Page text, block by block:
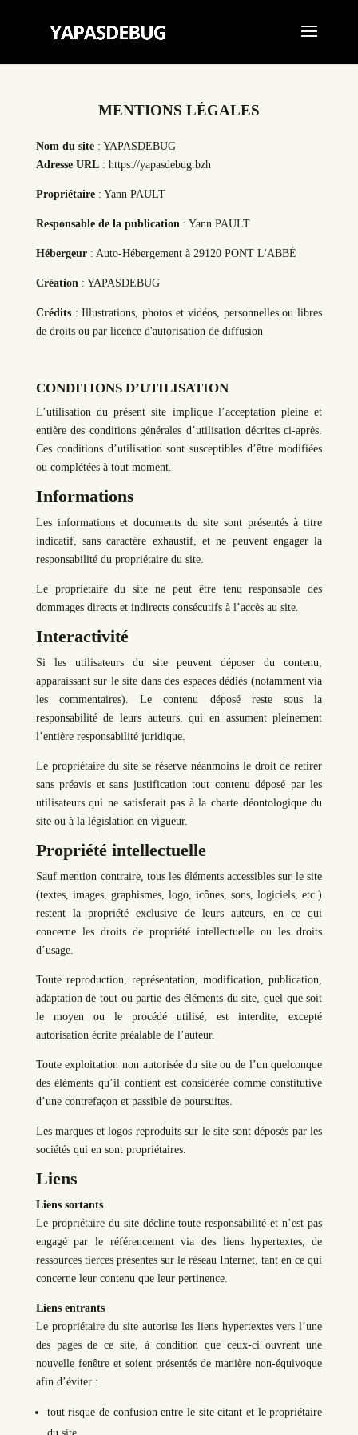
MENTIONS LÉGALES
Nom du site : YAPASDEBUG
Adresse URL : https://yapasdebug.bzh
Propriétaire : Yann PAULT
Responsable de la publication : Yann PAULT
Hébergeur : Auto-Hébergement à 29120 PONT L'ABBÉ
Création : YAPASDEBUG
Crédits : Illustrations, photos et vidéos, personnelles ou libres
de droits ou par licence d'autorisation de diffusion
CONDITIONS D’UTILISATION
L’utilisation du présent site implique l’acceptation pleine et
entière des conditions générales d’utilisation décrites ci-après.
Ces conditions d’utilisation sont susceptibles d’être modifiées
ou complétées à tout moment.
Informations
Les informations et documents du site sont présentés à titre
indicatif, sans caractère exhaustif, et ne peuvent engager la
responsabilité du propriétaire du site.
Le propriétaire du site ne peut être tenu responsable des
dommages directs et indirects consécutifs à l’accès au site.
Interactivité
Si les utilisateurs du site peuvent déposer du contenu,
apparaissant sur le site dans des espaces dédiés (notamment via
les commentaires). Le contenu déposé reste sous la
responsabilité de leurs auteurs, qui en assument pleinement
l’entière responsabilité juridique.
Le propriétaire du site se réserve néanmoins le droit de retirer
sans préavis et sans justification tout contenu déposé par les
utilisateurs qui ne satisferait pas à la charte déontologique du
site ou à la législation en vigueur.
Propriété intellectuelle
Sauf mention contraire, tous les éléments accessibles sur le site
(textes, images, graphismes, logo, icônes, sons, logiciels, etc.)
restent la propriété exclusive de leurs auteurs, en ce qui
concerne les droits de propriété intellectuelle ou les droits
d’usage.
Toute reproduction, représentation, modification, publication,
adaptation de tout ou partie des éléments du site, quel que soit
le moyen ou le procédé utilisé, est interdite, excepté
autorisation écrite préalable de l’auteur.
Toute exploitation non autorisée du site ou de l’un quelconque
des éléments qu’il contient est considérée comme constitutive
d’une contrefaçon et passible de poursuites.
Les marques et logos reproduits sur le site sont déposés par les
sociétés qui en sont propriétaires.
Liens
Liens sortants
Le propriétaire du site décline toute responsabilité et n’est pas
engagé par le référencement via des liens hypertextes, de
ressources tierces présentes sur le réseau Internet, tant en ce qui
concerne leur contenu que leur pertinence.
Liens entrants
Le propriétaire du site autorise les liens hypertextes vers l’une
des pages de ce site, à condition que ceux-ci ouvrent une
nouvelle fenêtre et soient présentés de manière non-équivoque
afin d’éviter :
tout risque de confusion entre le site citant et le propriétaire